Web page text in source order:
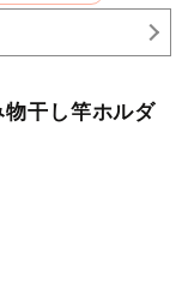
干し竿ホルダ